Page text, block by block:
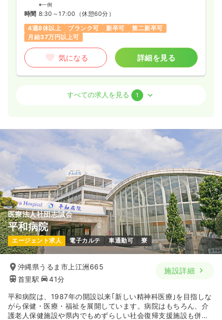
※一例
時間 8:30～17:00 （休憩60分）
4週8休以上
ブランク可 新卒可
第二新卒可
月給37万円以上可
気になる 詳細を見る
お問い合わせください
8:30～17:30 （休憩60分）
気になる 詳細を見る
すべての求人を見る 1
医療法人社団志誠会
平和病院
エージェント求人 電子カルテ 車通勤可 寮
沖縄県うるま市上江洲665
首里駅
41分
施設詳細
平和病院は、1987年の開設以来｢新しい精神科医療｣を目指しな
がら保健・医療・福祉を展開しています。病院はもちろん、介
護老人保健施設や県内でもめずらしい社会復帰支援施設も併設